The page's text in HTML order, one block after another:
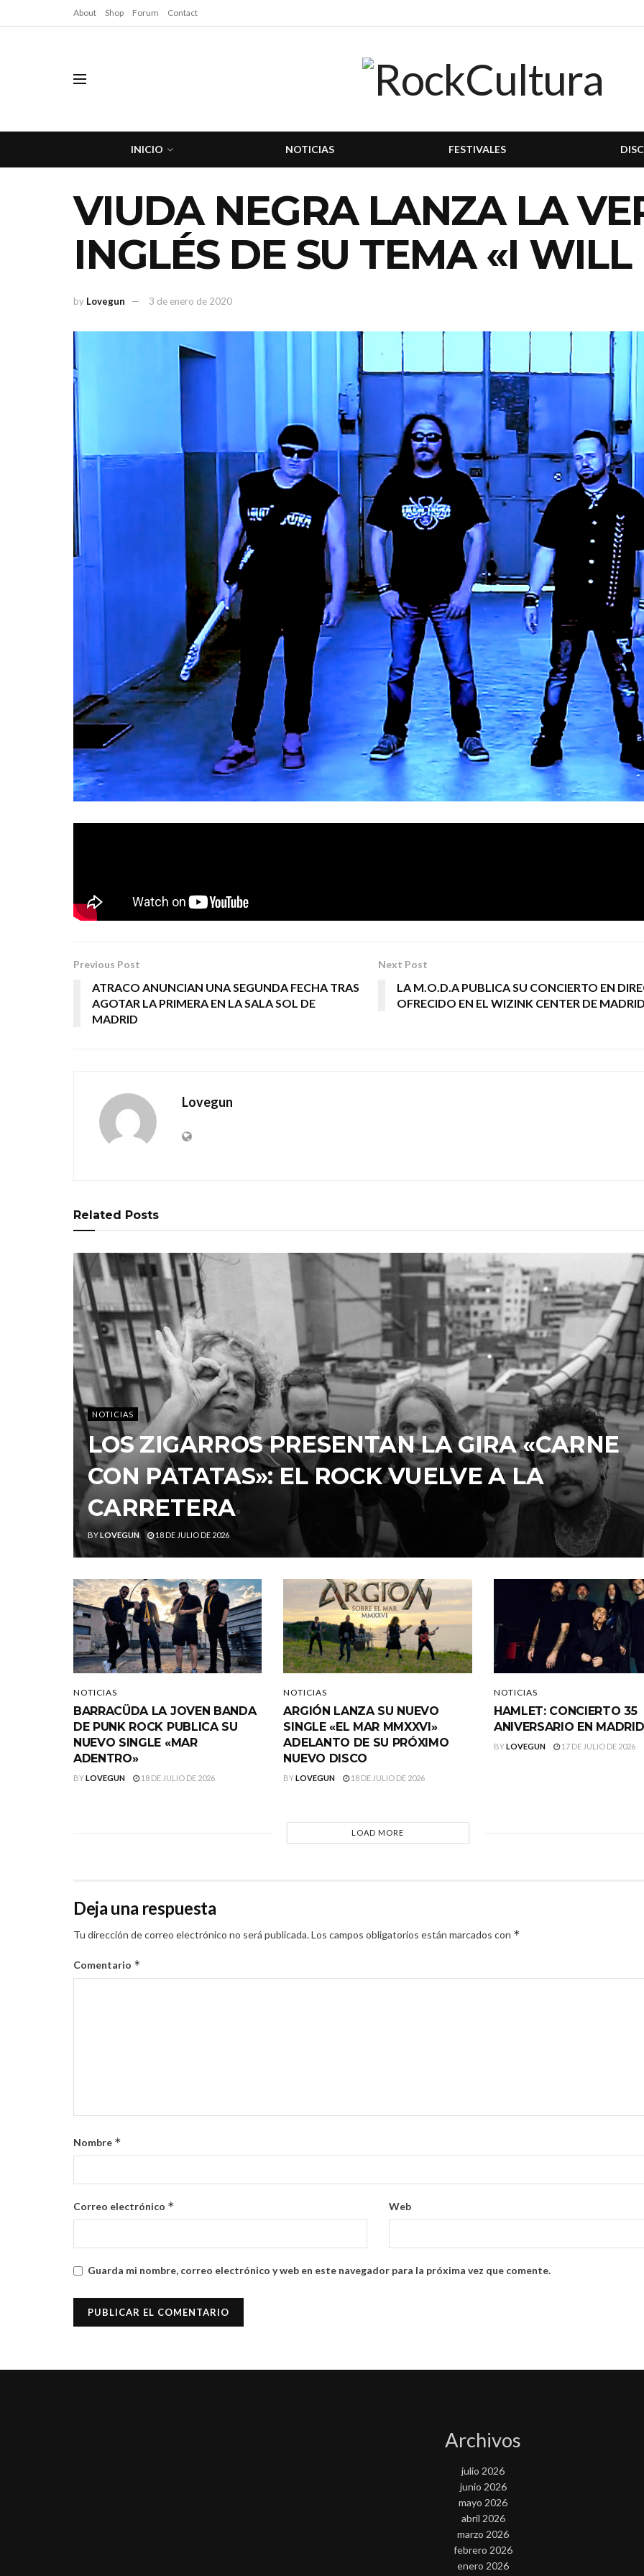
About Shop Forum Contact
INICIO NOTICIAS FESTIVALES
VIUDA NEGRA LANZA LA
INGLÉS DE SU TEMA «I WILL
by Lovegun 3 de enero de 2020
Previous Post
ATRACO ANUNCIAN UNA SEGUNDA FECHA TRAS
AGOTAR LA PRIMERA EN LA SALA SOL DE
MADRID
Next Post
LA M.O.D.A PUBLICA SU CONCIERTO EN
OFRECIDO EN EL WIZINK CENTER DE
Lovegun
Related Posts
NOTICIAS
LOS ZIGARROS PRESENTAN LA GIRA «CARNE
CON PATATAS»: EL ROCK VUELVE A LA
CARRETERA
BYLOVEGUN 18 DE JULIO DE 2026
NOTICIAS
BARRACÜDA LA JOVEN BANDA
DE PUNK ROCK PUBLICA SU
NUEVO SINGLE «MAR
ADENTRO»
BYLOVEGUN 18 DE JULIO DE 2026
NOTICIAS
ARGIÓN LANZA SU NUEVO
SINGLE «EL MAR MMXXVI»
ADELANTO DE SU PRÓXIMO
NUEVO DISCO
BYLOVEGUN 18 DE JULIO DE 2026
NOTICIAS
HAMLET: CONCIERTO 35
ANIVERSARIO EN MADRID
BYLOVEGUN 17 DE JULIO DE 2026
LOAD MORE
Deja una respuesta
Tu dirección de correo electrónico no será publicada.Los campos obligatorios están marcados con *
Comentario *
Nombre *
Correo electrónico * Web
Guarda mi nombre, correo electrónico y web en este navegador para la próxima vez que comente.
Archivos
julio 2026
junio 2026
mayo 2026
abril 2026
marzo 2026
febrero 2026
enero 2026